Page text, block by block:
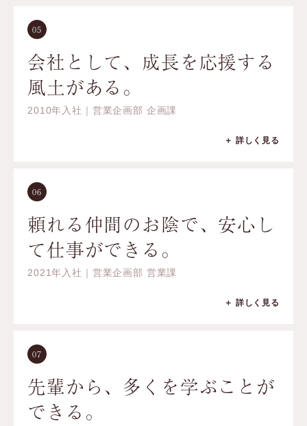
05
会社として、成長を応援する
風土がある。
2010年入社｜営業企画部 企画課
＋ 詳しく見る
06
頼れる仲間のお陰で、安心し
て仕事ができる。
2021年入社｜営業企画部 営業課
＋ 詳しく見る
07
先輩から、多くを学ぶことが
できる。